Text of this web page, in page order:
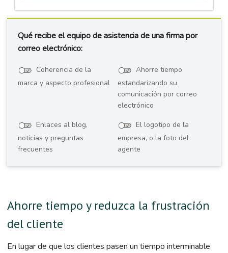
Qué recibe el equipo de asistencia de una firma por
correo electrónico:
Coherencia de la
marca y aspecto profesional
Ahorre tiempo
estandarizando su
comunicación por correo
electrónico
Enlaces al blog,
noticias y preguntas
frecuentes
El logotipo de la
empresa, o la foto del
agente
Ahorre tiempo y reduzca la frustración
del cliente
En lugar de que los clientes pasen un tiempo interminable